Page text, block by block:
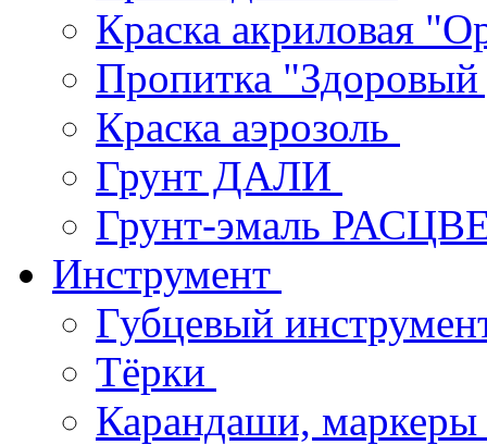
Краска акриловая
Пропитка
Краска аэрозоль
Грунт ДАЛИ
Грунт-эмаль
Инструмент
Губцевый
Тёрки
Карандаши, маркеры